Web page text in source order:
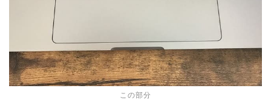
この部分